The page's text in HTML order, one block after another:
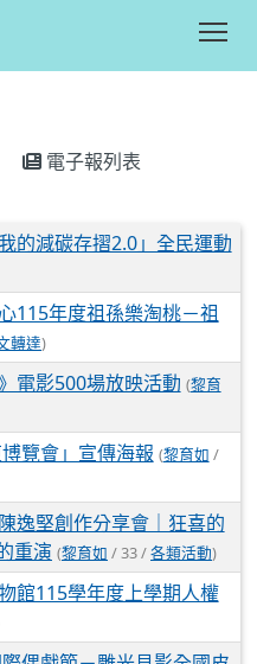
電子報列表
的減碳存摺2.0」全民運動
115年度祖孫樂淘桃－祖
轉達)
電影500場放映活動 (黎育
博覽會」宣傳海報 (黎育如 /
逸堅創作分享會｜狂喜的
重演 (黎育如 / 33 /各類活動)
館115學年度上學期人權